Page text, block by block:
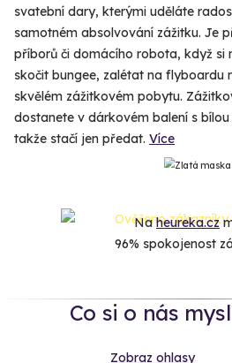
svatební dary, kterými uděláte
samotném absolvování zážitku. Je
příborů či domácího robota, když si
skočit bungee, zalétat na flyboardu
skvělém zážitkovém pobytu.
dostanete v dárkovém balení s
takže stačí jen předat. Více
Naheureka.cz
96% spokojenost
Co si o nás
Zobraz ohlasy